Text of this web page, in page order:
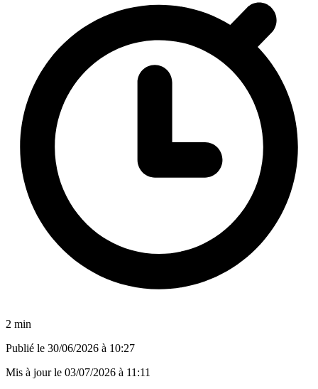
2 min
Publié le 30/06/2026 à 10:27
Mis à jour le 03/07/2026 à 11:11